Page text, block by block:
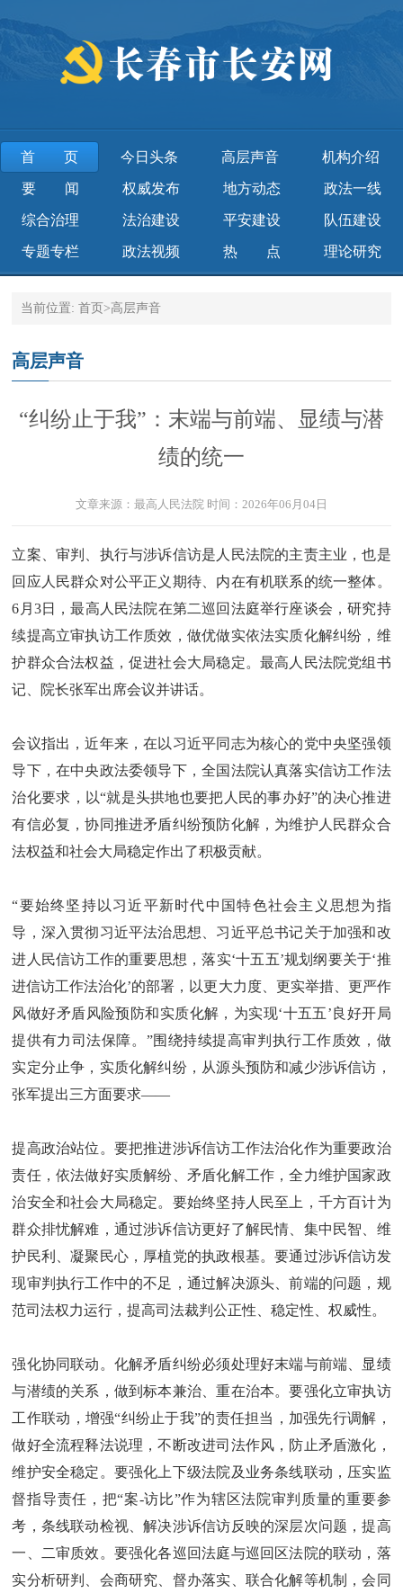
首页 今日头条 高层声音 机构介绍
要 闻 权威发布 地方动态 政法一线
综合治理 法治建设 平安建设 队伍建设
专题专栏 政法视频 热 点 理论研究
当前位置:首页>高层声音
高层声音
“纠纷止于我”：末端与前端、显绩与潜
绩的统一
文章来源： 最高人民法院 时间： 2026年06月04日
立案、审判、执行与涉诉信访是人民法院的主责主业，也是
回应人民群众对公平正义期待、内在有机联系的统一整体。
6月3日，最高人民法院在第二巡回法庭举行座谈会，研究持
续提高立审执访工作质效，做优做实依法实质化解纠纷，维
护群众合法权益，促进社会大局稳定。最高人民法院党组书
记、院长张军出席会议并讲话。
会议指出，近年来，在以习近平同志为核心的党中央坚强领
导下，在中央政法委领导下，全国法院认真落实信访工作法
治化要求，以“就是头拱地也要把人民的事办好”的决心推进
有信必复，协同推进矛盾纠纷预防化解，为维护人民群众合
法权益和社会大局稳定作出了积极贡献。
“要始终坚持以习近平新时代中国特色社会主义思想为指
导，深入贯彻习近平法治思想、习近平总书记关于加强和改
进人民信访工作的重要思想，落实‘十五五’规划纲要关于‘推
进信访工作法治化’的部署，以更大力度、更实举措、更严作
风做好矛盾风险预防和实质化解，为实现‘十五五’良好开局
提供有力司法保障。”围绕持续提高审判执行工作质效，做
实定分止争，实质化解纠纷，从源头预防和减少涉诉信访，
张军提出三方面要求——
提高政治站位。要把推进涉诉信访工作法治化作为重要政治
责任，依法做好实质解纷、矛盾化解工作，全力维护国家政
治安全和社会大局稳定。要始终坚持人民至上，千方百计为
群众排忧解难，通过涉诉信访更好了解民情、集中民智、维
护民利、凝聚民心，厚植党的执政根基。要通过涉诉信访发
现审判执行工作中的不足，通过解决源头、前端的问题，规
范司法权力运行，提高司法裁判公正性、稳定性、权威性。
强化协同联动。化解矛盾纠纷必须处理好末端与前端、显绩
与潜绩的关系，做到标本兼治、重在治本。要强化立审执访
工作联动，增强“纠纷止于我”的责任担当，加强先行调解，
做好全流程释法说理，不断改进司法作风，防止矛盾激化，
维护安全稳定。要强化上下级法院及业务条线联动，压实监
督指导责任，把“案-访比”作为辖区法院审判质量的重要参
考，条线联动检视、解决涉诉信访反映的深层次问题，提高
一、二审质效。要强化各巡回法庭与巡回区法院的联动，落
实分析研判、会商研究、督办落实、联合化解等机制，会同